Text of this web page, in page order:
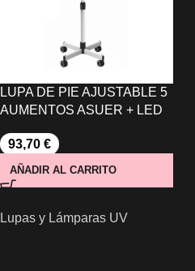
LUPA DE PIE AJUSTABLE 5
AUMENTOS ASUER + LED
93,70 €
AÑADIR AL CARRITO
Lupas y Lámparas UV